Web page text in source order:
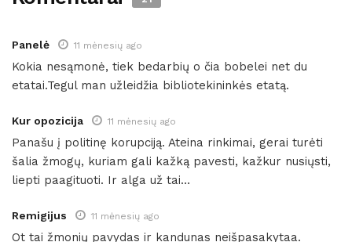
Panelė 11 mėnesių ago
Kokia nesąmonė, tiek bedarbių o čia bobelei net du
etatai.Tegul man užleidžia bibliotekininkės etatą.
Kur opozicija 11 mėnesių ago
Panašu į politinę korupciją. Ateina rinkimai, gerai turėti
šalia žmogų, kuriam gali kažką pavesti, kažkur nusiųsti,
liepti paagituoti. Ir alga už tai…
Remigijus 11 mėnesių ago
Ot tai žmonių pavydas ir kandunas neišpasakytaa.